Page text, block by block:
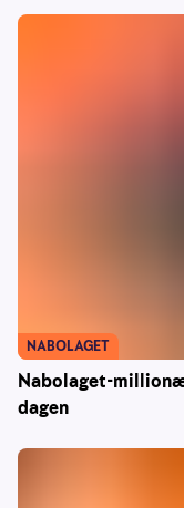
Nabolaget-
dagen
NABOLAGET